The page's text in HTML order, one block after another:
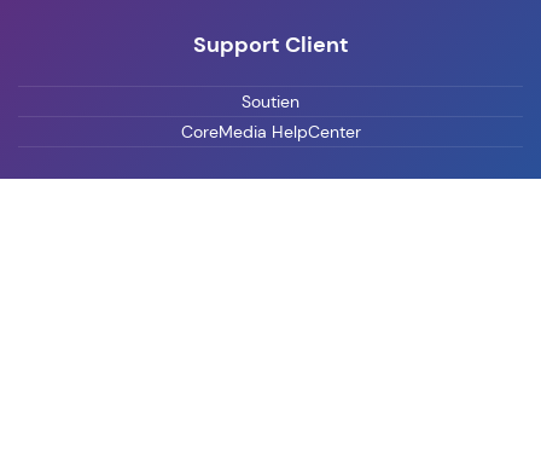
Support Client
Soutien
CoreMedia HelpCenter